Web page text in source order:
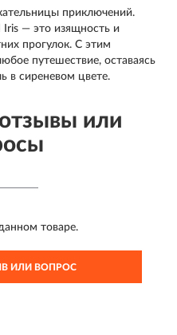
приключений.
— это изящность и
прогулок. С этим
путешествие, оставаясь
в сиреневом цвете.
или
товаре.
ИЛИ ВОПРОС